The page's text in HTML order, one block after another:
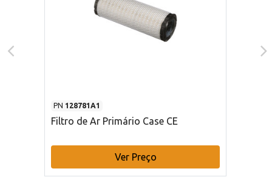
PN 128781A1
Filtro de Ar Primário Case CE
Ver Preço